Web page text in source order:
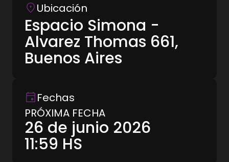
Ubicación
Espacio Simona -
Alvarez Thomas 661,
Buenos Aires
Fechas
PRÓXIMA FECHA
26 de junio 2026
11:59 HS